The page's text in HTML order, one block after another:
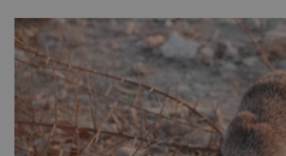
se na koloběžce a den
Velkých Losinách nebo v